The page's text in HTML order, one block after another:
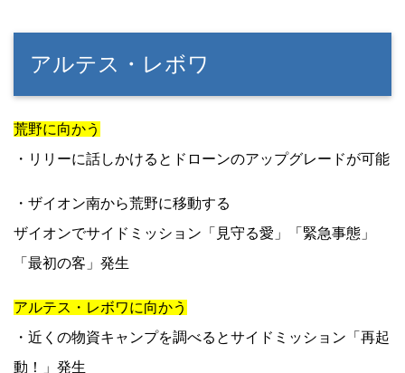
アルテス・レボワ
荒野に向かう
・リリーに話しかけるとドローンのアップグレードが可能
・ザイオン南から荒野に移動する
ザイオンでサイドミッション「見守る愛」「緊急事態」
「最初の客」発生
アルテス・レボワに向かう
・近くの物資キャンプを調べるとサイドミッション「再起
動！」発生